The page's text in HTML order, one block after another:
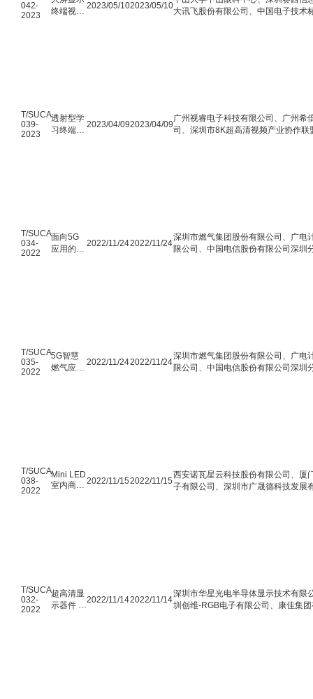
042-
2023
终端视觉
2023/05/102023/05/10
大讯飞股份有限公司、中国电子技术
T/SUCA
039-
2023
透射型学
习终端类
2023/04/092023/04/09
广州视睿电子科技有限公司、广州希
司、深圳市8K超高清视频产业协作
T/SUCA
034-
2022
面向5G
应用的智
2022/11/242022/11/24
深圳市燃气集团股份有限公司、广电
限公司、中国电信股份有限公司深圳
T/SUCA
035-
2022
5G智慧
燃气应用
2022/11/242022/11/24
深圳市燃气集团股份有限公司、广电
限公司、中国电信股份有限公司深圳
T/SUCA
038-
2022
Mini LED
室内商用 2022/11/152022/11/15
西安诺瓦星云科技股份有限公司、厦
子有限公司、深圳市广晟德科技发展
有限公司、厦门大学、中山翰华锡业
技股份有限公司、深圳新益昌科技股
T/SUCA
032-
2022
超高清显
示器件 有
2022/11/142022/11/14
深圳市华星光电半导体显示技术有限
圳创维-RGB电子有限公司、康佳集